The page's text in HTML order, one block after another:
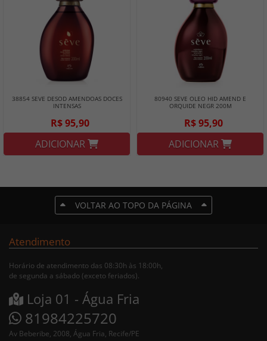
38854 SEVE DESOD AMENDOAS DOCES
INTENSAS
R$ 95,90
ADICIONAR
80940 SEVE OLEO HID AMEND E
ORQUIDE NEGR 200M
R$ 95,90
ADICIONAR
VOLTAR AO TOPO DA PÁGINA
Atendimento
Horário de atendimento das 08:30h às 18:00h,
de segunda a sábado (exceto feriados).
Loja 01 - Água Fria
81984225720
Av Beberibe, 2008, Água Fria, Recife/PE